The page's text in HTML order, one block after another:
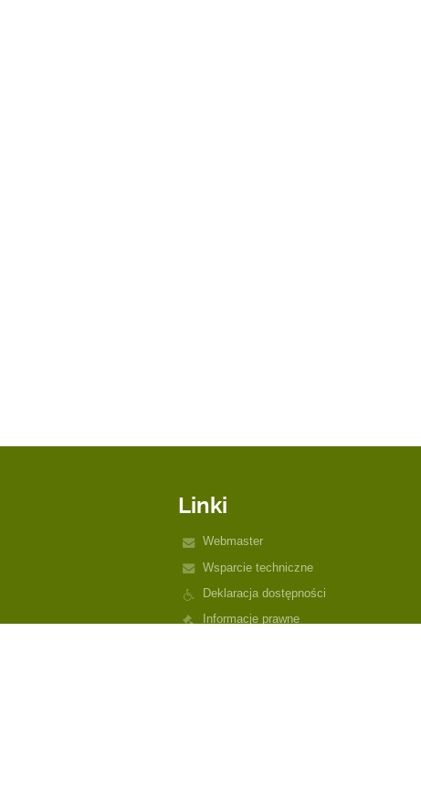
Linki
Webmaster
Wsparcie techniczne
Deklaracja dostępności
Informacje prawne